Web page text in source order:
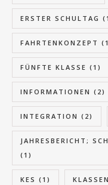
ERSTER SCHULTAG
FAHRTENKONZEPT
FÜNFTE KLASSE (1)
INFORMATIONEN (2)
INTEGRATION (2)
JAHRESBERICHT;
(1)
KES (1)